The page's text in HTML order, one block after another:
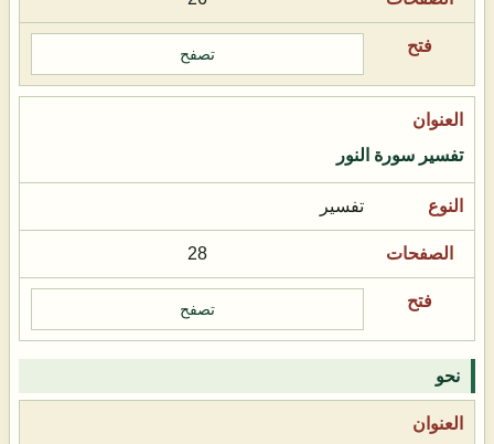
تصفح
تفسير سورة النور
تفسير
28
تصفح
نحو